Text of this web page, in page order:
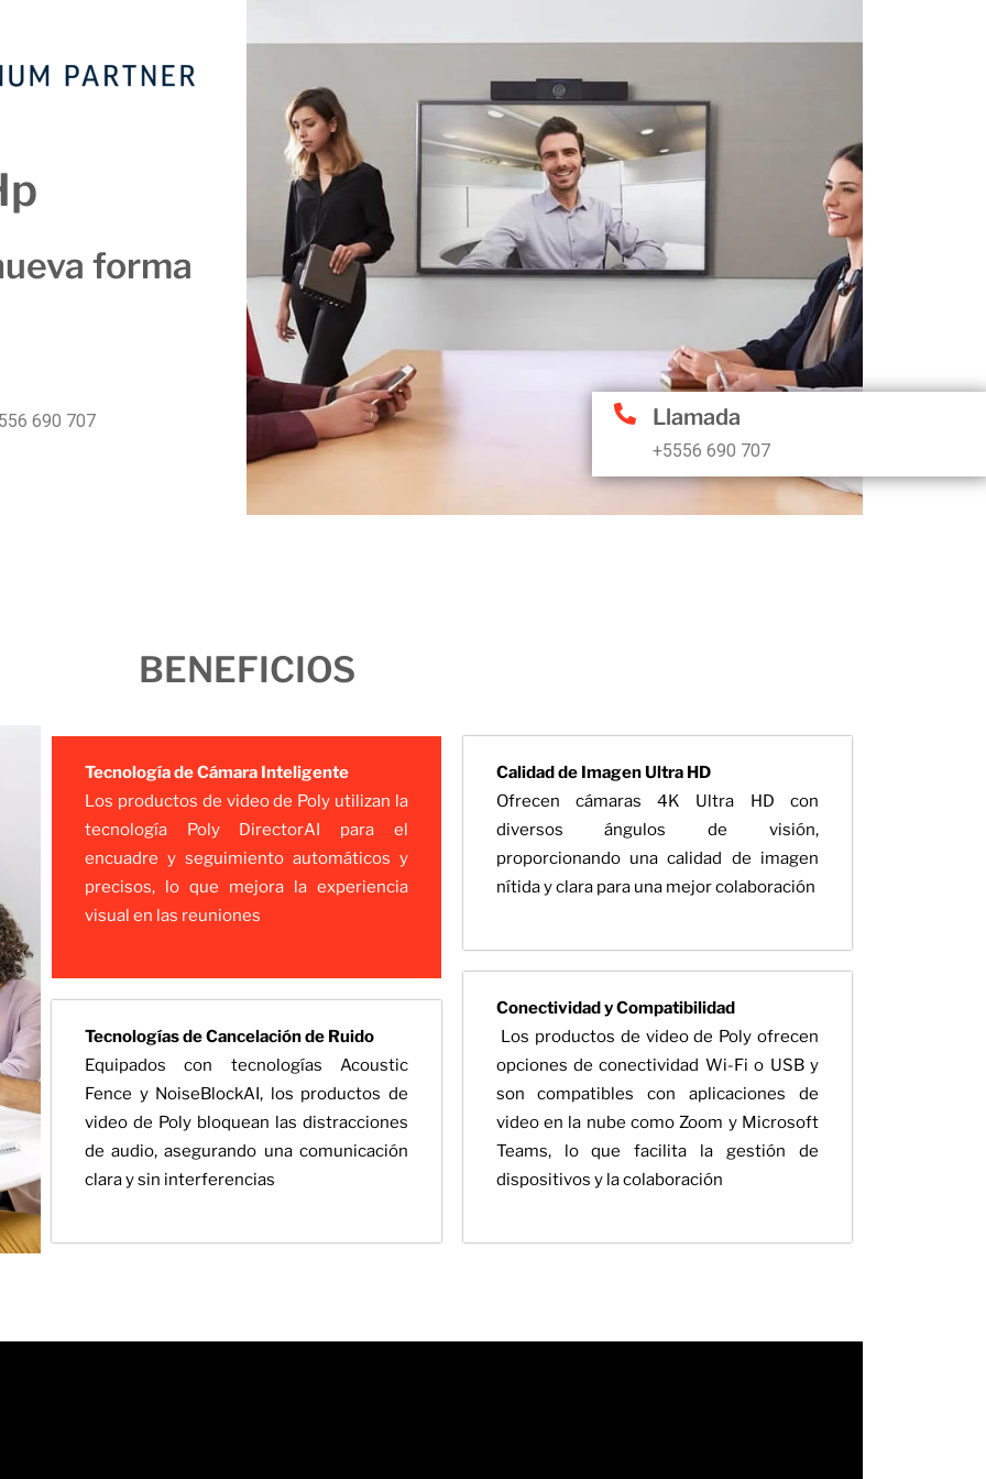
forma
690 707 Llamada
+5556 690 707
BENEFICIOS
Tecnología de Cámara Inteligente
Los productos de video de Poly utilizan la
tecnología Poly DirectorAI para el
encuadre y seguimiento automáticos y
precisos, lo que mejora la experiencia
visual en las reuniones
Tecnologías de Cancelación de Ruido
Equipados con tecnologías Acoustic
Fence y NoiseBlockAI, los productos de
video de Poly bloquean las distracciones
de audio, asegurando una comunicación
clara y sin interferencias
Calidad de Imagen Ultra HD
Ofrecen cámaras 4K Ultra HD con
diversos ángulos de visión,
proporcionando una calidad de imagen
nítida y clara para una mejor colaboración
Conectividad y Compatibilidad
Los productos de video de Poly ofrecen
opciones de conectividad Wi-Fi o USB y
son compatibles con aplicaciones de
video en la nube como Zoom y Microsoft
Teams, lo que facilita la gestión de
dispositivos y la colaboración